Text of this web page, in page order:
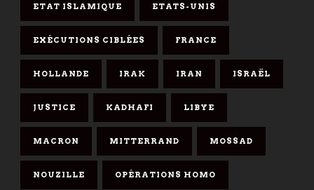
ETAT ISLAMIQUE ETATS-UNIS
EXÉCUTIONS CIBLÉES FRANCE
HOLLANDE IRAK IRAN ISRAËL
JUSTICE KADHAFI LIBYE
MACRON MITTERRAND MOSSAD
NOUZILLE OPÉRATIONS HOMO